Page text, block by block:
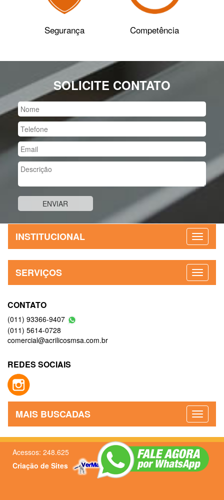
Segurança Competência
SOLICITE CONTATO
INSTITUCIONAL
SERVIÇOS
CONTATO
(011) 93366-9407
(011) 5614-0728
comercial@acrilicosmsa.com.br
REDES SOCIAIS
MAIS BUSCADAS
Acessos: 248.625
Criação de Sites
–Admin